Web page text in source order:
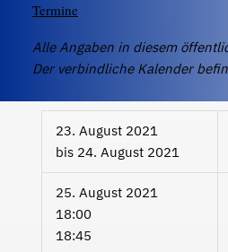
Termine
Alle Angaben in diesem
Der verbindliche Kalender
23. August 2021
bis 24. August 2021
25. August 2021
18:00
18:45